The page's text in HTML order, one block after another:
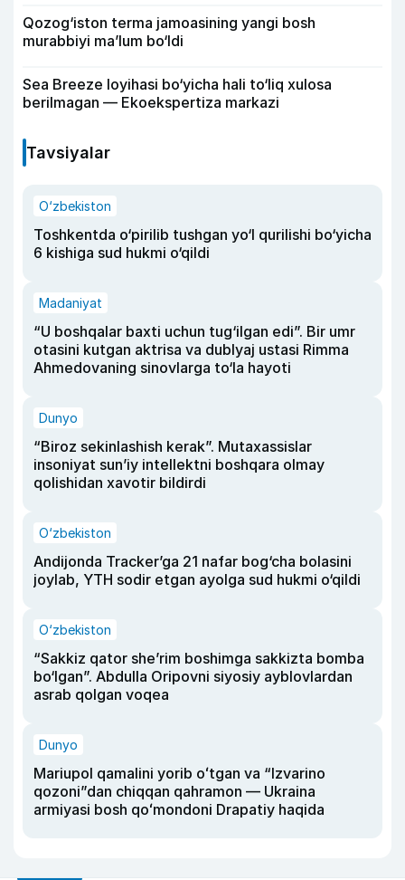
Qozog‘iston terma jamoasining yangi bosh
murabbiyi ma’lum bo‘ldi
Sea Breeze loyihasi bo‘yicha hali to‘liq xulosa
berilmagan — Ekoekspertiza markazi
Tavsiyalar
O‘zbekiston
Toshkentda o‘pirilib tushgan yo‘l qurilishi bo‘yicha
6 kishiga sud hukmi o‘qildi
Madaniyat
“U boshqalar baxti uchun tug‘ilgan edi”. Bir umr
otasini kutgan aktrisa va dublyaj ustasi Rimma
Ahmedovaning sinovlarga to‘la hayoti
Dunyo
“Biroz sekinlashish kerak”. Mutaxassislar
insoniyat sun’iy intellektni boshqara olmay
qolishidan xavotir bildirdi
O‘zbekiston
Andijonda Tracker’ga 21 nafar bog‘cha bolasini
joylab, YTH sodir etgan ayolga sud hukmi o‘qildi
O‘zbekiston
“Sakkiz qator she’rim boshimga sakkizta bomba
bo‘lgan”. Abdulla Oripovni siyosiy ayblovlardan
asrab qolgan voqea
Dunyo
Mariupol qamalini yorib oʻtgan va “Izvarino
qozoni”dan chiqqan qahramon — Ukraina
armiyasi bosh qoʻmondoni Drapatiy haqida